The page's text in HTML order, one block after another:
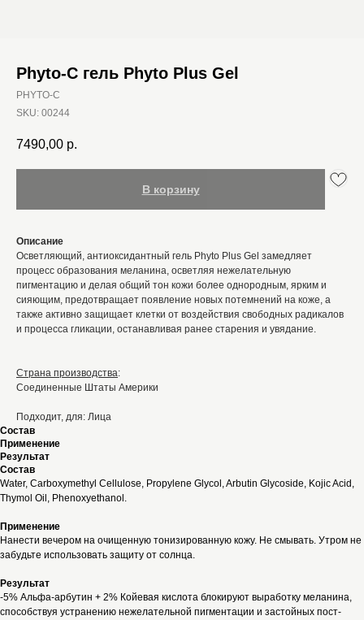
Phyto-C гель Phyto Plus Gel
PHYTO-C
SKU: 00244
7490,00 р.
В корзину
Описание
Осветляющий, антиоксидантный гель Phyto Plus Gel замедляет
процесс образования меланина, осветляя нежелательную
пигментацию и делая общий тон кожи более однородным, ярким и
сияющим, предотвращает появление новых потемнений на коже, а
также активно защищает клетки от воздействия свободных радикалов
и процесса гликации, останавливая ранее старения и увядание.
Страна производства:
Соединенные Штаты Америки
Подходит, для: Лица
Состав
Применение
Результат
Состав
Water, Carboxymethyl Cellulose, Propylene Glycol, Arbutin Glycoside, Kojic Acid,
Thymol Oil, Phenoxyethanol.
Применение
Нанести вечером на очищенную тонизированную кожу. Не смывать. Утром не
забудьте использовать защиту от солнца.
Результат
-5% Альфа-арбутин + 2% Койевая кислота блокируют выработку меланина,
способствуя устранению нежелательной пигментации и застойных пост-